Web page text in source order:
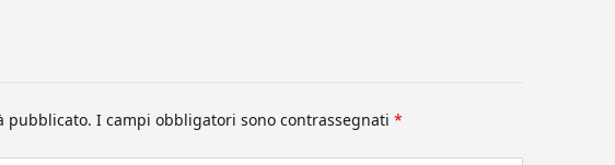
pubblicato. I campi obbligatori sono contrassegnati*